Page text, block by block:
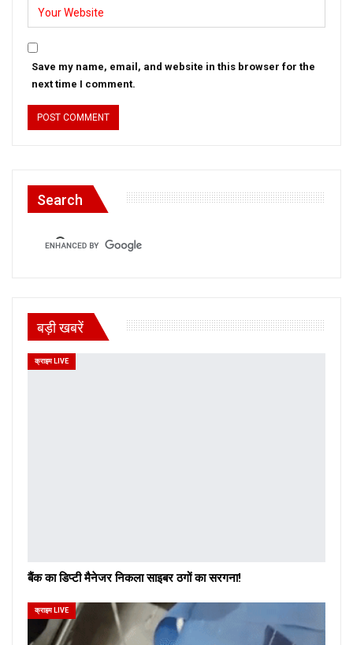
Save my name, email, and website in this browser for the
next time I comment.
Search
बड़ी खबरें
क्राइम LIVE
बैंक का डिप्टी मैनेजर निकला साइबर ठगों का सरगना!
क्राइम LIVE